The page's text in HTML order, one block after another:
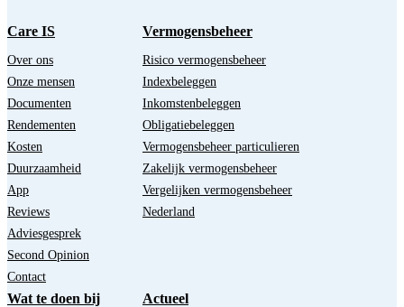
Care IS
Over ons
Onze mensen
Documenten
Rendementen
Kosten
Duurzaamheid
App
Reviews
Adviesgesprek
Second Opinion
Contact
Vermogensbeheer
Risico vermogensbeheer
Indexbeleggen
Inkomstenbeleggen
Obligatiebeleggen
Vermogensbeheer particulieren
Zakelijk vermogensbeheer
Vergelijken vermogensbeheer
Nederland
Wat te doen bij Actueel